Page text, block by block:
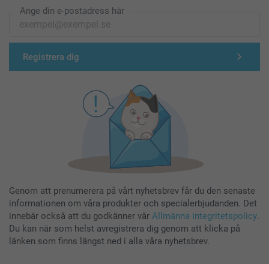
Ange din e-postadress här
Registrera dig
Genom att prenumerera på vårt nyhetsbrev får du den senaste
informationen om våra produkter och specialerbjudanden. Det
innebär också att du godkänner vår Allmänna integritetspolicy.
Du kan när som helst avregistrera dig genom att klicka på
länken som finns längst ned i alla våra nyhetsbrev.